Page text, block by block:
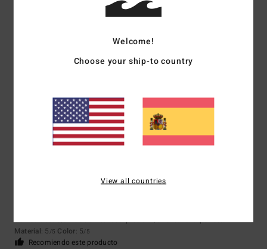
5 /5
Comodidad: 5/5 Relación calidad-precio: 4/5 Talla: Talla perfecta
Material: 5 /5 Color: 5/5
Recomiendo este producto
Welcome!
Choose your ship-to country
View all countries